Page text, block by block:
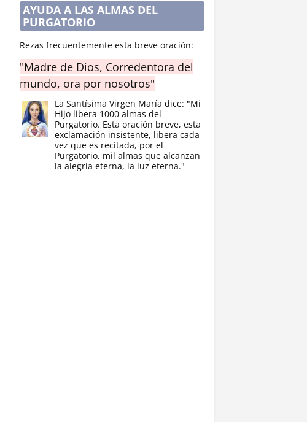
AYUDA A LAS ALMAS DEL
PURGATORIO
Rezas frecuentemente esta breve oración:
"Madre de Dios, Corredentora del
mundo, ora por nosotros"
La Santísima Virgen María dice: "Mi
Hijo libera 1000 almas del
Purgatorio. Esta oración breve, esta
exclamación insistente, libera cada
vez que es recitada, por el
Purgatorio, mil almas que alcanzan
la alegría eterna, la luz eterna."